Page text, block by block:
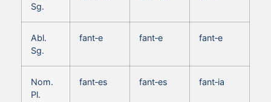
Sg.
Abl.
Sg.
fant‑e fant‑e fant‑e
Nom.
Pl.
fant‑es fant‑es fant‑ia